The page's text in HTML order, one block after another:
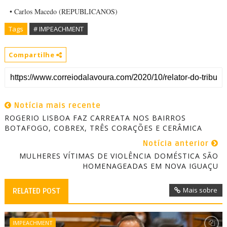
• Carlos Macedo (REPUBLICANOS)
Tags # IMPEACHMENT
Compartilhe
Notícia mais recente
ROGERIO LISBOA FAZ CARREATA NOS BAIRROS
BOTAFOGO, COBREX, TRÊS CORAÇÕES E CERÂMICA
Notícia anterior
MULHERES VÍTIMAS DE VIOLÊNCIA DOMÉSTICA SÃO
HOMENAGEADAS EM NOVA IGUAÇU
RELATED POST Mais sobre
IMPEACHMENT